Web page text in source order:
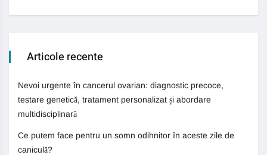
Articole recente
Nevoi urgente în cancerul ovarian: diagnostic precoce,
testare genetică, tratament personalizat și abordare
multidisciplinară
Ce putem face pentru un somn odihnitor în aceste zile de
caniculă?